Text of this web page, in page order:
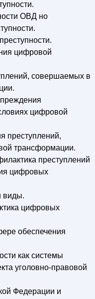
ОВД но
цифровой
совершаемых в
цифровой
преступлений,
трансформации.
преступлений
цифровых
виды.
цифровых
обеспечения
как системы
уголовно-правовой
Федерации и